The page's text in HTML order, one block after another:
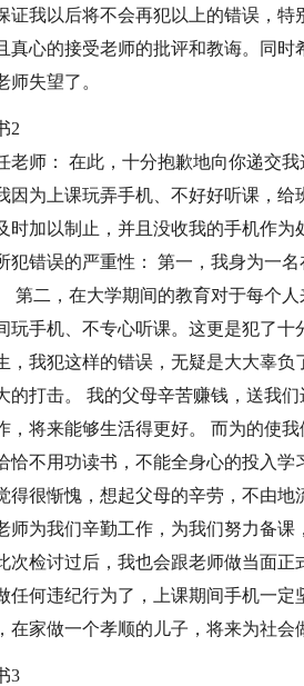
证我以后将不会再犯以上的错误，
真心的接受老师的批评和教诲。同时
师失望了。
2
老师： 在此，十分抱歉地向你递交
因为上课玩弄手机、不好好听课，
时加以制止，并且没收我的手机作
犯错误的严重性： 第一，我身为一
第二，在大学期间的教育对于每个
玩手机、不专心听课。这更是犯了
，我犯这样的错误，无疑是大大辜
的打击。 我的父母辛苦赚钱，送我
，将来能够生活得更好。 而为的使
恰不用功读书，不能全身心的投入
得很惭愧，想起父母的辛劳，不由
师为我们辛勤工作，为我们努力备
次检讨过后，我也会跟老师做当面
任何违纪行为了，上课期间手机一
在家做一个孝顺的儿子，将来为社会
3